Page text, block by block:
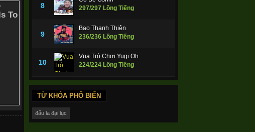
8
297/297 Lồng Tiếng
9
Bao Thanh Thiên
236/236 Lồng Tiếng
10
Vua Trò Chơi Yugi Oh
224/224 Lồng Tiếng
TỪ KHÓA PHỔ BIẾN
đấu la đại lục